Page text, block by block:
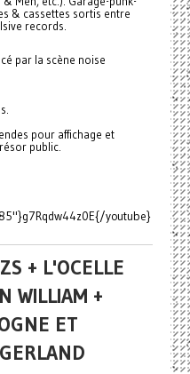
& cassettes sortis entre
records.
par la scène noise
pour affichage et
public.
youtube}
+ L'OCELLE
WILLIAM +
ET